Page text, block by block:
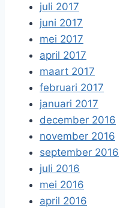
juli 2017
juni 2017
mei 2017
april 2017
maart 2017
februari 2017
januari 2017
december 2016
november 2016
september 2016
juli 2016
mei 2016
april 2016